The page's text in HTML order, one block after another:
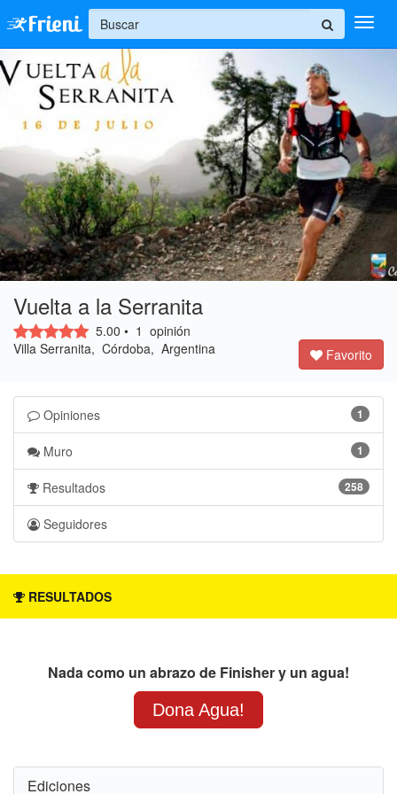
Ingresar
Inicio
+
Vuelta a la Serranita
5.00 • 1 opinión
Villa Serranita, Córdoba, Argentina
Favorito
1
Opiniones
1
Muro
258
Resultados
Seguidores
RESULTADOS
Nada como un abrazo de Finisher y un agua!
Dona Agua!
Ediciones